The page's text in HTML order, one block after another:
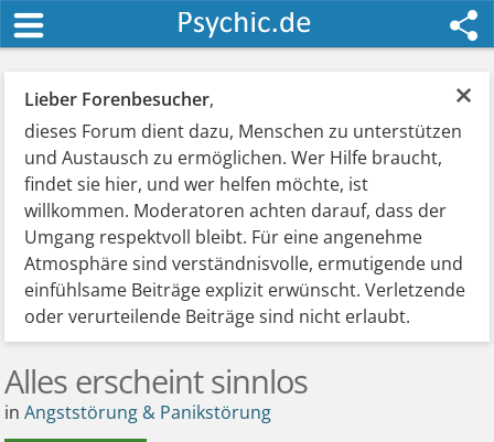
×
Lieber Forenbesucher,
dieses Forum dient dazu, Menschen zu unterstützen
und Austausch zu ermöglichen. Wer Hilfe braucht,
findet sie hier, und wer helfen möchte, ist
willkommen. Moderatoren achten darauf, dass der
Umgang respektvoll bleibt. Für eine angenehme
Atmosphäre sind verständnisvolle, ermutigende und
einfühlsame Beiträge explizit erwünscht. Verletzende
oder verurteilende Beiträge sind nicht erlaubt.
Alles erscheint sinnlos
inAngststörung & Panikstörung